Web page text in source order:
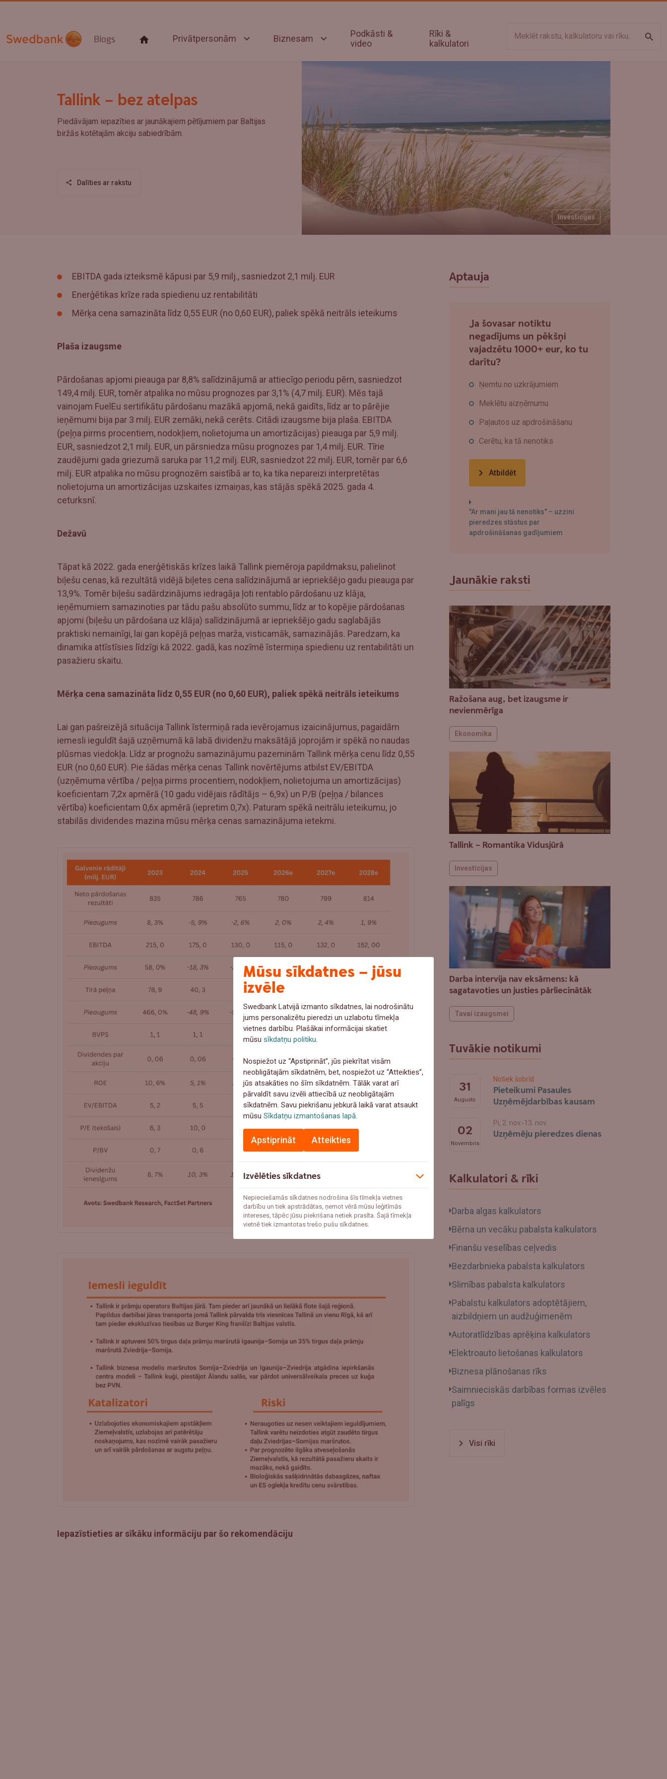
Blogs Privātpersonām Biznesam
Podkāsti &
video
Rīki &
kalkulatori
Investīcijas
Tallink – bez atelpas
Piedāvājam iepazīties ar jaunākajiem pētījumiem par Baltijas
biržās kotētajām akciju sabiedrībām.
Dalīties ar rakstu
EBITDA gada izteiksmē kāpusi par 5,9 milj., sasniedzot 2,1 milj. EUR
Enerģētikas krīze rada spiedienu uz rentabilitāti
Mērķa cena samazināta līdz 0,55 EUR (no 0,60 EUR), paliek spēkā neitrāls ieteikums
Plaša izaugsme
Pārdošanas apjomi pieauga par 8,8% salīdzinājumā ar attiecīgo periodu pērn, sasniedzot
149,4 milj. EUR, tomēr atpalika no mūsu prognozes par 3,1% (4,7 milj. EUR). Mēs tajā
vainojam FuelEu sertifikātu pārdošanu mazākā apjomā, nekā gaidīts, līdz ar to pārējie
ieņēmumi bija par 3 milj. EUR zemāki, nekā cerēts. Citādi izaugsme bija plaša. EBITDA
(peļņa pirms procentiem, nodokļiem, nolietojuma un amortizācijas) pieauga par 5,9 milj.
EUR, sasniedzot 2,1 milj. EUR, un pārsniedza mūsu prognozes par 1,4 milj. EUR. Tīrie
zaudējumi gada griezumā saruka par 11,2 milj. EUR, sasniedzot 22 milj. EUR, tomēr par 6,6
milj. EUR atpalika no mūsu prognozēm saistībā ar to, ka tika nepareizi interpretētas
nolietojuma un amortizācijas uzskaites izmaiņas, kas stājās spēkā 2025. gada 4.
ceturksnī.
Dežavū
Tāpat kā 2022. gada enerģētiskās krīzes laikā Tallink piemēroja papildmaksu, palielinot
biļešu cenas, kā rezultātā vidējā biļetes cena salīdzinājumā ar iepriekšējo gadu pieauga par
13,9%. Tomēr biļešu sadārdzinājums iedragāja ļoti rentablo pārdošanu uz klāja,
ieņēmumiem samazinoties par tādu pašu absolūto summu, līdz ar to kopējie pārdošanas
apjomi (biļešu un pārdošana uz klāja) salīdzinājumā ar iepriekšējo gadu saglabājās
praktiski nemainīgi, lai gan kopējā peļņas marža, visticamāk, samazinājās. Paredzam, ka
dinamika attīstīsies līdzīgi kā 2022. gadā, kas nozīmē īstermiņa spiedienu uz rentabilitāti un
pasažieru skaitu.
Mērķa cena samazināta līdz 0,55 EUR (no 0,60 EUR), paliek spēkā neitrāls ieteikums
Lai gan pašreizējā situācija Tallink īstermiņā rada ievērojamus izaicinājumus, pagaidām
iemesli ieguldīt šajā uzņēmumā kā labā dividenžu maksātājā joprojām ir spēkā no naudas
plūsmas viedokļa. Līdz ar prognožu samazinājumu pazeminām Tallink mērķa cenu līdz 0,55
EUR (no 0,60 EUR). Pie šādas mērķa cenas Tallink novērtējums atbilst EV/EBITDA
(uzņēmuma vērtība / peļņa pirms procentiem, nodokļiem, nolietojuma un amortizācijas)
koeficientam 7,2x apmērā (10 gadu vidējais rādītājs – 6,9x) un P/B (peļņa / bilances
vērtība) koeficientam 0,6x apmērā (iepretim 0,7x). Paturam spēkā neitrālu ieteikumu, jo
stabilās dividendes mazina mūsu mērķa cenas samazinājuma ietekmi.
Iepazīstieties ar sīkāku informāciju par šo rekomendāciju
Aptauja
Ja šovasar notiktu
negadījums un pēkšņi
vajadzētu 1000+ eur, ko tu
darītu?
Ņemtu no uzkrājumiem
Meklētu aizņēmumu
Paļautos uz apdrošināšanu
Cerētu, ka tā nenotiks
Atbildēt
"Ar mani jau tā nenotiks" – uzzini
pieredzes stāstus par
apdrošināšanas gadījumiem
Jaunākie raksti
Ražošana aug, bet izaugsme ir
nevienmērīga
Ekonomika
Tallink – Romantika Vidusjūrā
Investīcijas
Darba intervija nav eksāmens: kā
sagatavoties un justies pārliecinātāk
Tavai izaugsmei
Tuvākie notikumi
31
Augusts
Notiek šobrīd
Pieteikumi Pasaules
Uzņēmējdarbības kausam
02
Novembris
Pi, 2. nov.-13. nov.
Uzņēmēju pieredzes dienas
Kalkulatori & rīki
Darba algas kalkulators
Bērna un vecāku pabalsta kalkulators
Finanšu veselības ceļvedis
Bezdarbnieka pabalsta kalkulators
Slimības pabalsta kalkulators
Pabalstu kalkulators adoptētājiem,
aizbildņiem un audžuģimenēm
Autoratlīdzības aprēķina kalkulators
Elektroauto lietošanas kalkulators
Biznesa plānošanas rīks
Saimnieciskās darbības formas izvēles
palīgs
Visi rīki
Mūsu sīkdatnes – jūsu
izvēle
Swedbank Latvijā izmanto sīkdatnes, lai nodrošinātu
jums personalizētu pieredzi un uzlabotu tīmekļa
vietnes darbību. Plašākai informācijai skatiet
mūsusīkdatņu politiku.
Nospiežot uz “Apstiprināt”, jūs piekrītat visām
neobligātajām sīkdatnēm, bet, nospiežot uz “Atteikties”,
jūs atsakāties no šīm sīkdatnēm. Tālāk varat arī
pārvaldīt savu izvēli attiecībā uz neobligātajām
sīkdatnēm. Savu piekrišanu jebkurā laikā varat atsaukt
mūsuSīkdatņu izmantošanas lapā.
Apstiprināt Atteikties
Izvēlēties sīkdatnes
Nepieciešamās sīkdatnes nodrošina šīs tīmekļa vietnes
darbību un tiek apstrādātas, ņemot vērā mūsu leģitīmās
intereses, tāpēc jūsu piekrišana netiek prasīta. Šajā tīmekļa
vietnē tiek izmantotas trešo pušu sīkdatnes.